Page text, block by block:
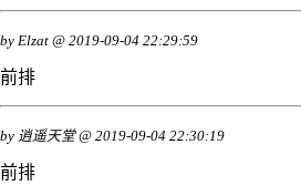
by Elzat @ 2019-09-04 22:29:59
前排
by 逍遥天堂@ 2019-09-04 22:30:19
前排